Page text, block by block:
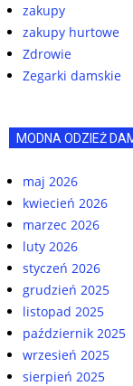
zakupy
zakupy hurtowe
Zdrowie
Zegarki damskie
MODNA ODZIEŻ
maj 2026
kwiecień 2026
marzec 2026
luty 2026
styczeń 2026
grudzień 2025
listopad 2025
październik 2025
wrzesień 2025
sierpień 2025